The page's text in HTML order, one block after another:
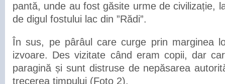
pantă, unde au fost găsite urme de civilizație,
de digul fostului lac din ”Rădi”.
În sus, pe pârâul care curge prin marginea
izvoare. Des vizitate când eram copii, dar
paragină și sunt distruse de nepăsarea
trecerea timpului (Foto 2).